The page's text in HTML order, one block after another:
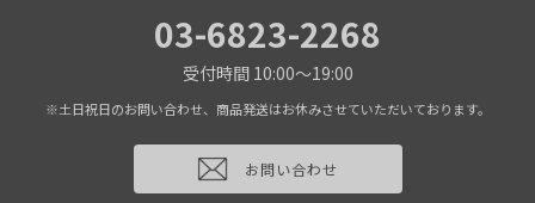
03-6823-2268
受付時間 10:00～19:00
※土日祝日のお問い合わせ、商品発送はお休みさせていただいております。
お問い合わせ